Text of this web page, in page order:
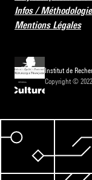
Infos / Méthodologie
Mentions Légales
Institut de
Copyright ©